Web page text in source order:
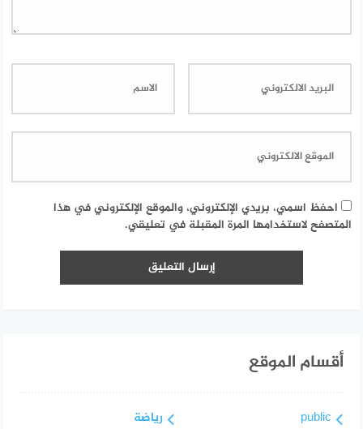
احفظ اسمي، بريدي الإلكتروني، والموقع الإلكتروني في هذا
المتصفح لاستخدامها المرة المقبلة في تعليقي.
أقسام الموقع
public رياضة